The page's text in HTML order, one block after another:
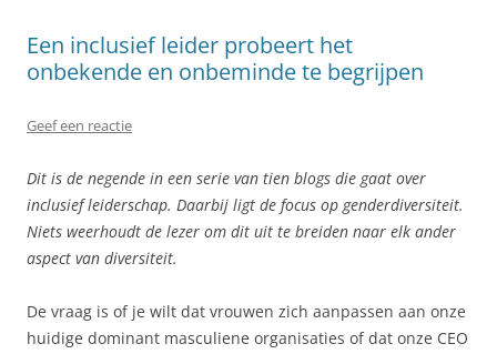
Een inclusief leider probeert het
onbekende en onbeminde te begrijpen
Geef een reactie
Dit is de negende in een serie van tien blogs die gaat over
inclusief leiderschap. Daarbij ligt de focus op genderdiversiteit.
Niets weerhoudt de lezer om dit uit te breiden naar elk ander
aspect van diversiteit.
De vraag is of je wilt dat vrouwen zich aanpassen aan onze
huidige dominant masculiene organisaties of dat onze CEO